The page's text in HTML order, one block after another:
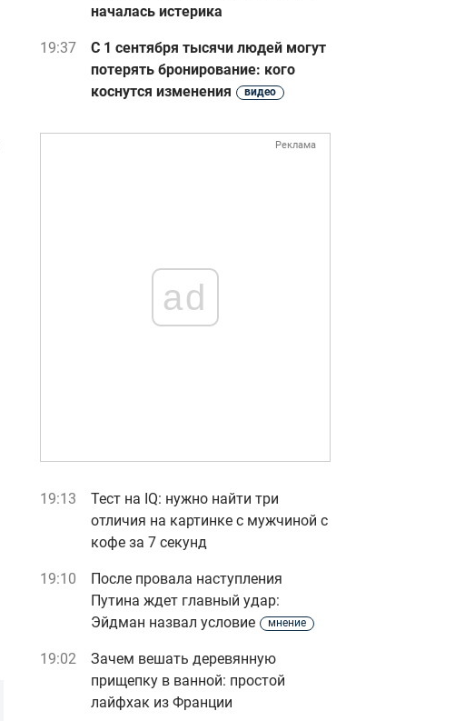
началась истерика
19:37
С 1 сентября тысячи людей могут
потерять бронирование: кого
коснутся изменения
видео
Реклама
ad
19:13
Тест на IQ: нужно найти три
отличия на картинке с мужчиной с
кофе за 7 секунд
19:10
После провала наступления
Путина ждет главный удар:
Эйдман назвал условие
мнение
19:02
Зачем вешать деревянную
прищепку в ванной: простой
лайфхак из Франции